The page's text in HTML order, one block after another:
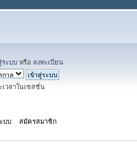
ระบบ หรือ ลงทะเบียน
วลาในเซสชั่น
บบ สมัครสมาชิก